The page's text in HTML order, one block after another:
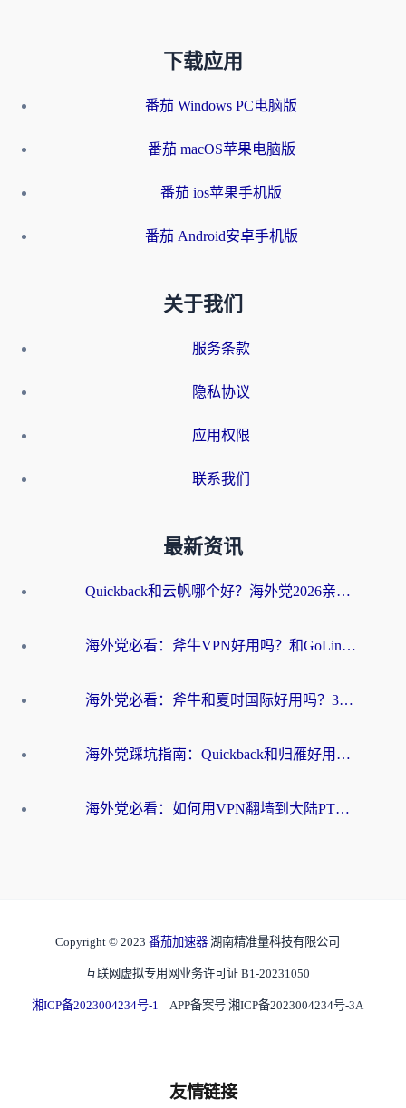
下载应用
番茄 Windows PC电脑版
番茄 macOS苹果电脑版
番茄 ios苹果手机版
番茄 Android安卓手机版
关于我们
服务条款
隐私协议
应用权限
联系我们
最新资讯
Quickback和云帆哪个好？海外党2026亲测指南：选对加速器大陆工具，无缝刷国内剧玩国服
海外党必看：斧牛VPN好用吗？和GoLinkVPN对比哪个回国效果更好？
海外党必看：斧牛和夏时国际好用吗？3步选对回国加速器，无缝刷国内资源
海外党踩坑指南：Quickback和归雁好用吗？选对加速器才能无缝刷国内资源
海外党必看：如何用VPN翻墙到大陆PTT？一篇解决你所有回国加速痛点
Copyright © 2023 番茄加速器 湖南精准量科技有限公司
互联网虚拟专用网业务许可证 B1-20231050
湘ICP备2023004234号-1 APP备案号 湘ICP备2023004234号-3A
友情链接